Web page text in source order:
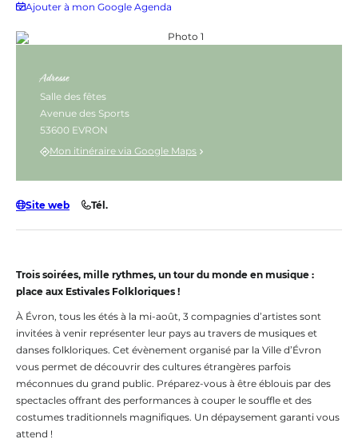
Ajouter à mon Google Agenda
Trois soirées, mille rythmes, un tour du monde en musique :
place aux Estivales Folkloriques !
À Évron, tous les étés à la mi-août, 3 compagnies d’artistes sont
invitées à venir représenter leur pays au travers de musiques et
danses folkloriques. Cet évènement organisé par la Ville d’Évron
vous permet de découvrir des cultures étrangères parfois
méconnues du grand public. Préparez-vous à être éblouis par des
spectacles offrant des performances à couper le souffle et des
costumes traditionnels magnifiques. Un dépaysement garanti vous
attend !
Photo 1, © GURU Arts The Hub India
Adresse
Salle des fêtes
Avenue des Sports
53600 EVRON
Mon itinéraire via Google Maps
Site web Tél.